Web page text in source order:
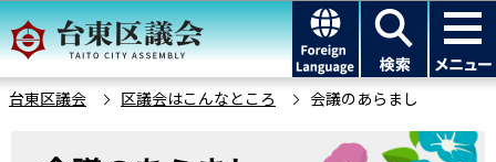
こ
の
ー
このページの本文へ移動
台東区議会 区議会はこんなところ 会議のあらまし